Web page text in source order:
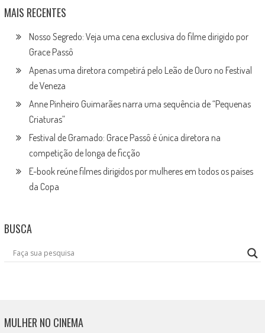
MAIS RECENTES
Nosso Segredo: Veja uma cena exclusiva do filme dirigido por
Grace Passô
Apenas uma diretora competirá pelo Leão de Ouro no Festival
de Veneza
Anne Pinheiro Guimarães narra uma sequência de “Pequenas
Criaturas”
Festival de Gramado: Grace Passô é única diretora na
competição de longa de ficção
E-book reúne filmes dirigidos por mulheres em todos os países
da Copa
BUSCA
MULHER NO CINEMA